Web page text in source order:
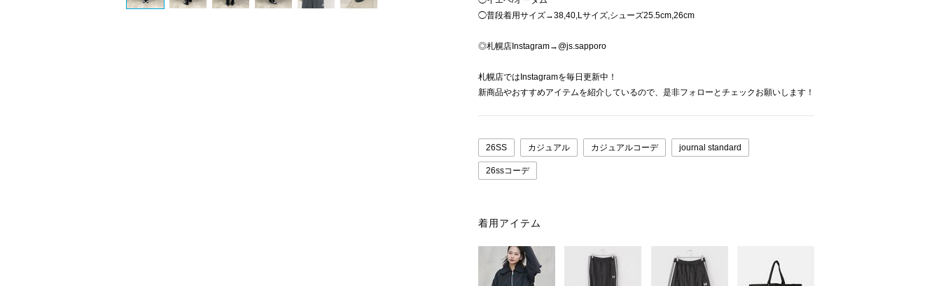
◯普段着用サイズ→38,40,Lサイズ,シューズ25.5cm,26cm
◎札幌店Instagram→@js.sapporo
札幌店ではInstagramを毎日更新中！
新商品やおすすめアイテムを紹介しているので、是非フォローとチェックお願いします！
26SS カジュアル カジュアルコーデ journal standard
26ssコーデ
着用アイテム